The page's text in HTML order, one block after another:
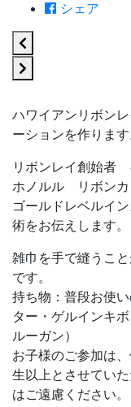
シェア
ハワイアンリボン
ーションを作ります
リボンレイ創始
ホノルル リボン
ゴールドレベルイ
術をお伝えします。
雑巾を手で縫うこ
です。
持ち物：普段お使
ター・ゲルインキ
ルーガン）
お子様のご参加は
生以上とさせてい
はご遠慮ください。